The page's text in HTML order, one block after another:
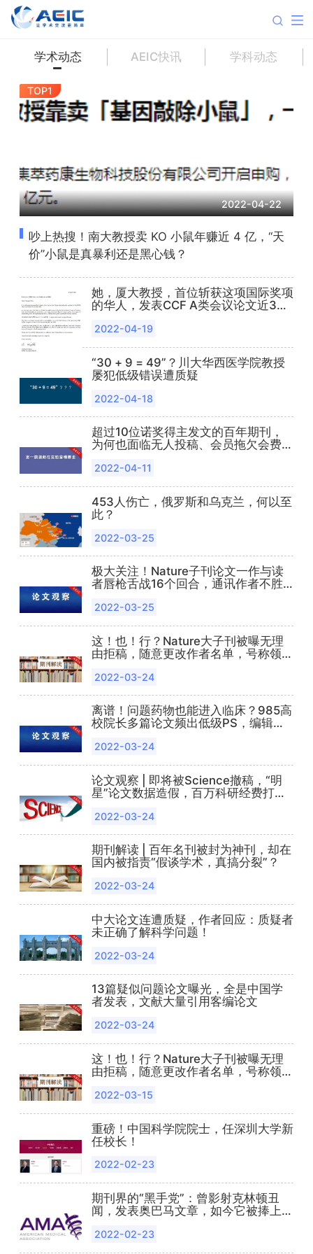
学术动态 AEIC快讯 学科动态
TOP1
2022-04-22
吵上热搜！南大教授卖 KO 小鼠年赚近 4 亿，“天
价”小鼠是真暴利还是黑心钱？
她，厦大教授，首位斩获这项国际奖项
的华人，发表CCF A类会议论文近30
2022-04-19
“30 + 9 = 49”？川大华西医学院教授
屡犯低级错误遭质疑
2022-04-18
超过10位诺奖得主发文的百年期刊，
为何也面临无人投稿、会员拖欠会费的
2022-04-11
453人伤亡，俄罗斯和乌克兰，何以至
此？
2022-03-25
极大关注！Nature子刊论文一作与读
者唇枪舌战16个回合，通讯作者不胜
2022-03-25
这！也！行？Nature大子刊被曝无理
由拒稿，随意更改作者名单，号称领域
2022-03-24
离谱！问题药物也能进入临床？985高
校院长多篇论文频出低级PS，编辑部
2022-03-24
论文观察 | 即将被Science撤稿，“明
星”论文数据造假，百万科研经费打水
2022-03-24
期刊解读 | 百年名刊被封为神刊，却在
国内被指责“假谈学术，真搞分裂”？
2022-03-24
中大论文连遭质疑，作者回应：质疑者
未正确了解科学问题！
2022-03-24
13篇疑似问题论文曝光，全是中国学
者发表，文献大量引用客编论文
2022-03-24
这！也！行？Nature大子刊被曝无理
由拒稿，随意更改作者名单，号称领域
2022-03-15
重磅！中国科学院院士，任深圳大学新
任校长！
2022-02-23
期刊界的“黑手党”：曾影射克林顿丑
闻，发表奥巴马文章，如今它被捧上神
2022-02-23